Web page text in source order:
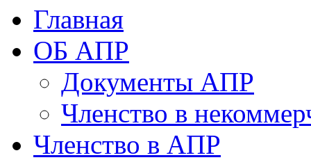
Главная
ОБ АПР
Документы АПР
Членство в
Членство в АПР